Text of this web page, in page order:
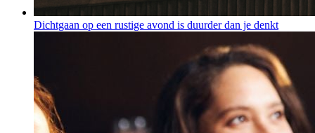
Dichtgaan op een rustige avond is duurder dan je denkt